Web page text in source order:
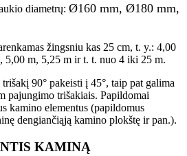
diametrų: Ø160 mm, Ø180 mm,
žingsniu kas 25 cm, t. y.: 4,00
5,00 m, 5,25 m ir t. t. nuo 4 iki 25 m.
90° pakeisti į 45°, taip pat galima
pajungimo trišakiais. Papildomai
kamino elementus (papildomus
dengiančiąją kamino plokštę ir pan.).
KAMINĄ